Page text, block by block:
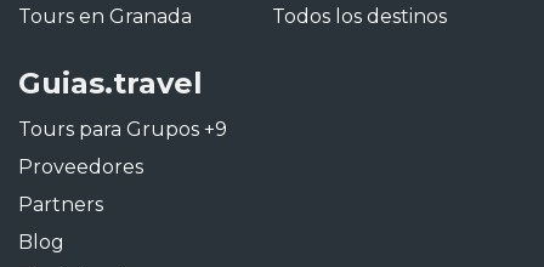
Tours en Granada
Todos los destinos
Guias.travel
Tours para Grupos +9
Proveedores
Partners
Blog